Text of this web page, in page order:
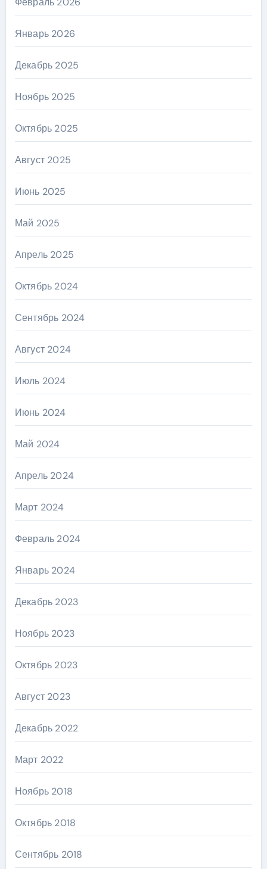
Январь 2026
Декабрь 2025
Ноябрь 2025
Октябрь 2025
Август 2025
Июнь 2025
Май 2025
Апрель 2025
Октябрь 2024
Сентябрь 2024
Август 2024
Июль 2024
Июнь 2024
Май 2024
Апрель 2024
Март 2024
Февраль 2024
Январь 2024
Декабрь 2023
Ноябрь 2023
Октябрь 2023
Август 2023
Декабрь 2022
Март 2022
Ноябрь 2018
Октябрь 2018
Сентябрь 2018